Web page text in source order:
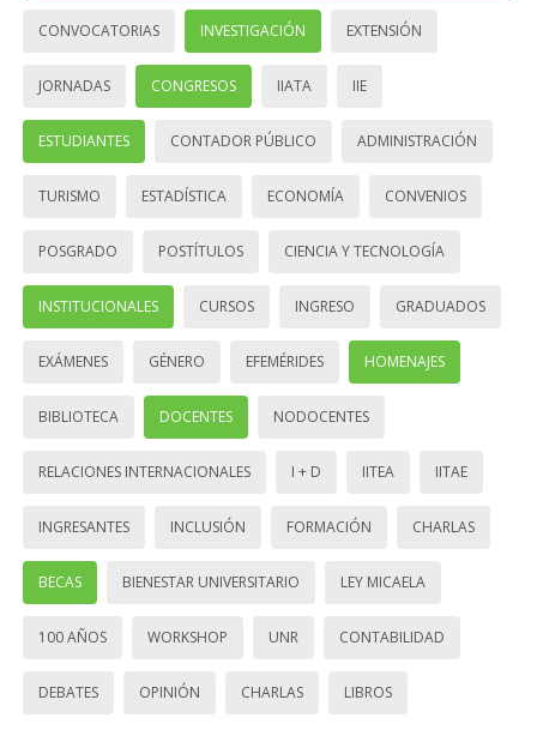
CONVOCATORIAS INVESTIGACIÓN EXTENSIÓN
JORNADAS CONGRESOS IIATA IIE
ESTUDIANTES CONTADOR PÚBLICO ADMINISTRACIÓN
TURISMO ESTADÍSTICA ECONOMÍA CONVENIOS
POSGRADO POSTÍTULOS CIENCIA Y TECNOLOGÍA
INSTITUCIONALES CURSOS INGRESO GRADUADOS
EXÁMENES GÉNERO EFEMÉRIDES HOMENAJES
BIBLIOTECA DOCENTES NODOCENTES
RELACIONES INTERNACIONALES I + D IITEA IITAE
INGRESANTES INCLUSIÓN FORMACIÓN CHARLAS
BECAS BIENESTAR UNIVERSITARIO LEY MICAELA
100 AÑOS WORKSHOP UNR CONTABILIDAD
DEBATES OPINIÓN CHARLAS LIBROS